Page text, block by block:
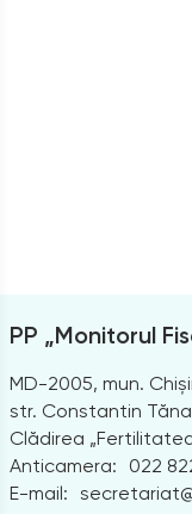
PP „Monitorul
MD-2005, mun.
str. Constantin
Clădirea
Anticamera:
022
E-mail: